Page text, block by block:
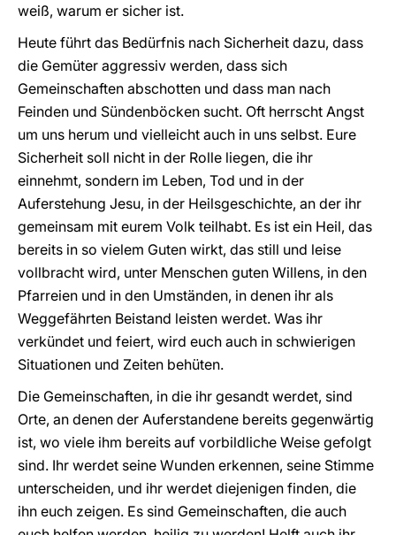
weiß, warum er sicher ist.
Heute führt das Bedürfnis nach Sicherheit dazu, dass
die Gemüter aggressiv werden, dass sich
Gemeinschaften abschotten und dass man nach
Feinden und Sündenböcken sucht. Oft herrscht Angst
um uns herum und vielleicht auch in uns selbst. Eure
Sicherheit soll nicht in der Rolle liegen, die ihr
einnehmt, sondern im Leben, Tod und in der
Auferstehung Jesu, in der Heilsgeschichte, an der ihr
gemeinsam mit eurem Volk teilhabt. Es ist ein Heil, das
bereits in so vielem Guten wirkt, das still und leise
vollbracht wird, unter Menschen guten Willens, in den
Pfarreien und in den Umständen, in denen ihr als
Weggefährten Beistand leisten werdet. Was ihr
verkündet und feiert, wird euch auch in schwierigen
Situationen und Zeiten behüten.
Die Gemeinschaften, in die ihr gesandt werdet, sind
Orte, an denen der Auferstandene bereits gegenwärtig
ist, wo viele ihm bereits auf vorbildliche Weise gefolgt
sind. Ihr werdet seine Wunden erkennen, seine Stimme
unterscheiden, und ihr werdet diejenigen finden, die
ihn euch zeigen. Es sind Gemeinschaften, die auch